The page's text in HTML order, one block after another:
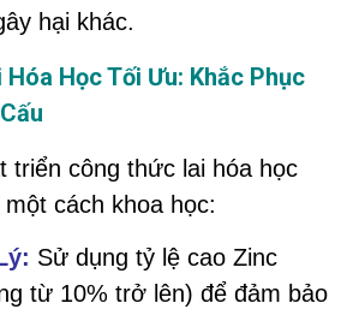
hại khác.
Học Tối Ưu: Khắc Phục
triển công thức lai hóa học
cách khoa học:
Sử dụng tỷ lệ cao Zinc
từ 10% trở lên) để đảm bảo